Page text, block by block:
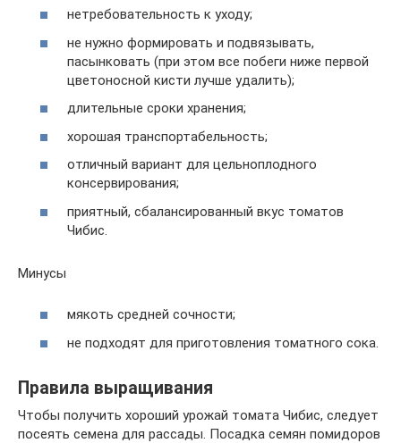
нетребовательность к уходу;
не нужно формировать и подвязывать,
пасынковать (при этом все побеги ниже первой
цветоносной кисти лучше удалить);
длительные сроки хранения;
хорошая транспортабельность;
отличный вариант для цельноплодного
консервирования;
приятный, сбалансированный вкус томатов
Чибис.
Минусы
мякоть средней сочности;
не подходят для приготовления томатного сока.
Правила выращивания
Чтобы получить хороший урожай томата Чибис, следует
посеять семена для рассады. Посадка семян помидоров